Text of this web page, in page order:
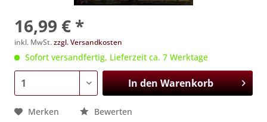
16,99 € *
inkl. MwSt.zzgl. Versandkosten
Sofort versandfertig, Lieferzeit ca. 7 Werktage
In denWarenkorb
Merken Bewerten